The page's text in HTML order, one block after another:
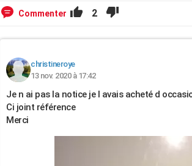
Commenter 2
christineroye
13 nov. 2020 à 17:42
Je n ai pas la notice je l avais acheté d
Ci joint référence
Merci